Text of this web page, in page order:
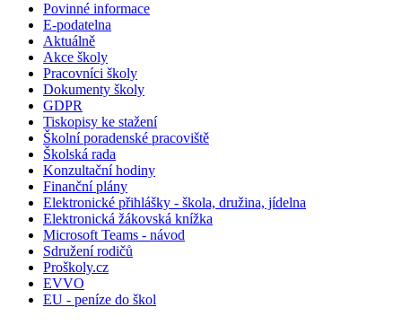
Povinné informace
E-podatelna
Aktuálně
Akce školy
Pracovníci školy
Dokumenty školy
GDPR
Tiskopisy ke stažení
Školní poradenské pracoviště
Školská rada
Konzultační hodiny
Finanční plány
Elektronické přihlášky - škola, družina, jídelna
Elektronická žákovská knížka
Microsoft Teams - návod
Sdružení rodičů
Proškoly.cz
EVVO
EU - peníze do škol